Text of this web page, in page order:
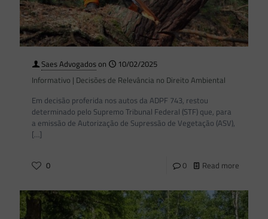
Saes Advogadoson
10/02/2025
Informativo | Decisões de Relevância no Direito Ambiental
Em decisão proferida nos autos da ADPF 743, restou
determinado pelo Supremo Tribunal Federal (STF) que, para
a emissão de Autorização de Supressão de Vegetação (ASV),
[…]
0 0 Read more